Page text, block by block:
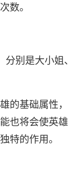
数。
别是大小姐、
的基础属性，
也将会使英雄
特的作用。